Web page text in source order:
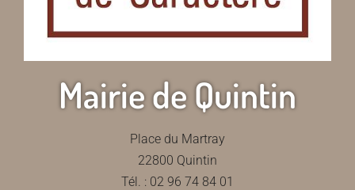
Mairie de Quintin
Place du Martray
22800 Quintin
Tél. : 02 96 74 84 01